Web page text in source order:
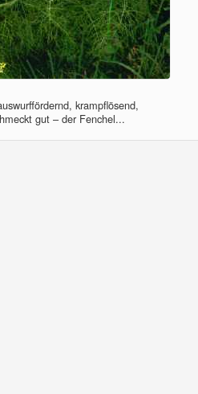
krampflösend,
gut – der Fenchel...